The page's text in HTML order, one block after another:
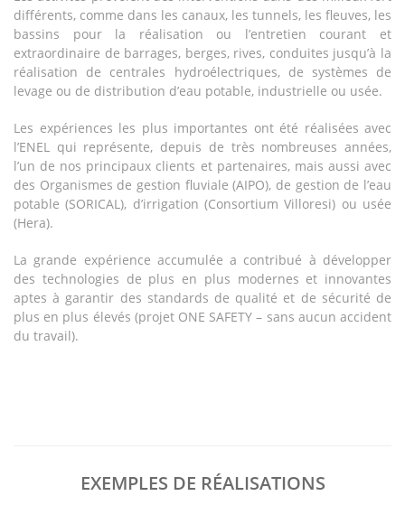
différents, comme dans les canaux, les tunnels, les fleuves, les
bassins pour la réalisation ou l’entretien courant et
extraordinaire de barrages, berges, rives, conduites jusqu’à la
réalisation de centrales hydroélectriques, de systèmes de
levage ou de distribution d’eau potable, industrielle ou usée.
Les expériences les plus importantes ont été réalisées avec
l’ENEL qui représente, depuis de très nombreuses années,
l’un de nos principaux clients et partenaires, mais aussi avec
des Organismes de gestion fluviale (AIPO), de gestion de l’eau
potable (SORICAL), d’irrigation (Consortium Villoresi) ou usée
(Hera).
La grande expérience accumulée a contribué à développer
des technologies de plus en plus modernes et innovantes
aptes à garantir des standards de qualité et de sécurité de
plus en plus élevés (projet ONE SAFETY – sans aucun accident
du travail).
EXEMPLES DE RÉALISATIONS